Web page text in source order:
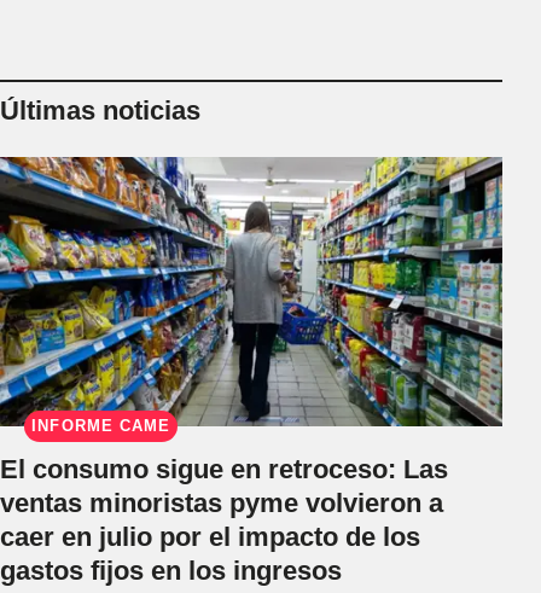
Últimas noticias
INFORME CAME
El consumo sigue en retroceso: Las
ventas minoristas pyme volvieron a
caer en julio por el impacto de los
gastos fijos en los ingresos